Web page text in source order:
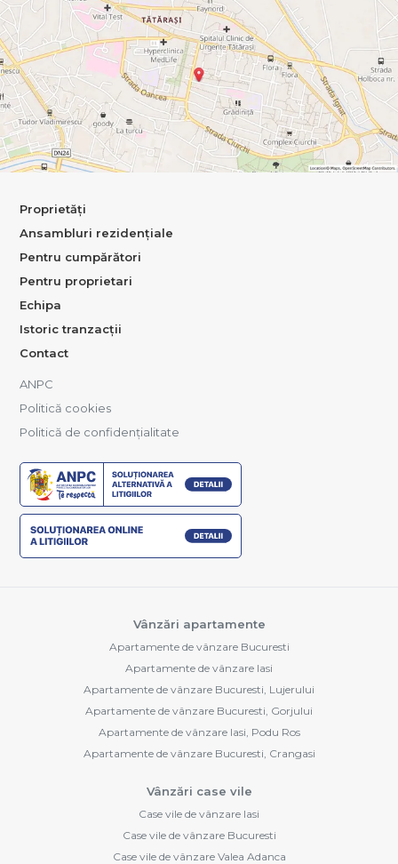
Proprietăți
Ansambluri rezidențiale
Pentru cumpărători
Pentru proprietari
Echipa
Istoric tranzacții
Contact
ANPC
Politică cookies
Politică de confidențialitate
Vânzări apartamente
Apartamente de vânzare Bucuresti
Apartamente de vânzare Iasi
Apartamente de vânzare Bucuresti, Lujerului
Apartamente de vânzare Bucuresti, Gorjului
Apartamente de vânzare Iasi, Podu Ros
Apartamente de vânzare Bucuresti, Crangasi
Vânzări case vile
Case vile de vânzare Iasi
Case vile de vânzare Bucuresti
Case vile de vânzare Valea Adanca